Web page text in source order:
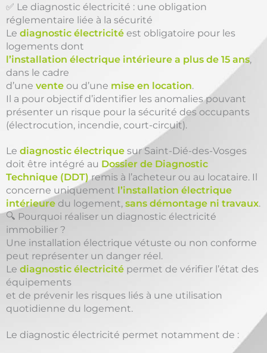
✅ Le diagnostic électricité : une obligation
réglementaire liée à la sécurité
Le diagnostic électricité est obligatoire pour les
logements dont
l’installation électrique intérieure a plus de 15 ans,
dans le cadre
d’une vente ou d’une mise en location.
Il a pour objectif d’identifier les anomalies pouvant
présenter un risque pour la sécurité des occupants
(électrocution, incendie, court-circuit).
Le diagnostic électrique sur Saint-Dié-des-Vosges
doit être intégré au Dossier de Diagnostic
Technique (DDT)remis à l’acheteur ou au locataire. Il
concerne uniquement l’installation électrique
intérieure du logement, sans démontage ni travaux.
🔍 Pourquoi réaliser un diagnostic électricité
immobilier ?
Une installation électrique vétuste ou non conforme
peut représenter un danger réel.
Le diagnostic électricité permet de vérifier l’état des
équipements
et de prévenir les risques liés à une utilisation
quotidienne du logement.
Le diagnostic électricité permet notamment de :